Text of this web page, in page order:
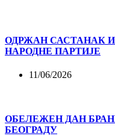
ОДРЖАН САСТАНАК
НАРОДНЕ ПАРТИЈЕ
11/06/2026
ОБЕЛЕЖЕН ДАН
БЕОГРАДУ